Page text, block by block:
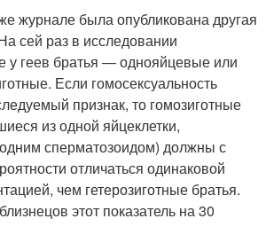
журнале была опубликована другая
сей раз в исследовании
у геев братья — однояйцевые или
Если гомосексуальность
признак, то гомозиготные
из одной яйцеклетки,
сперматозоидом) должны с
отличаться одинаковой
чем гетерозиготные братья.
этот показатель на 30